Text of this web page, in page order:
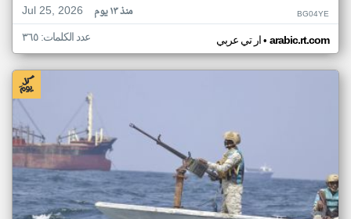
Jul 25, 2026
منذ ١٣ يوم BG04YE
ار تي عربي• arabic.rt.com عدد الكلمات: ٣٦٥